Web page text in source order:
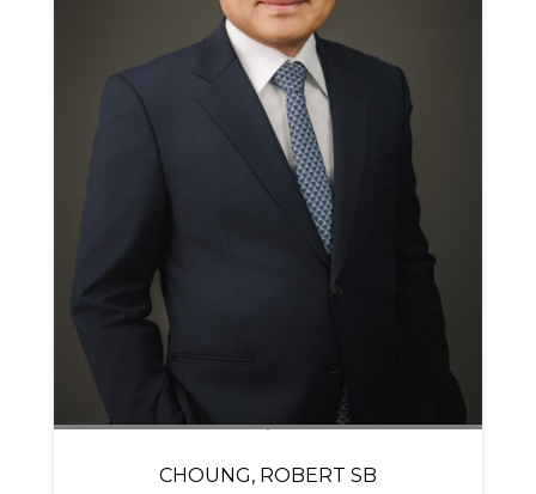
CHOUNG, ROBERT SB